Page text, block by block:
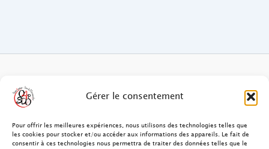
Gérer le consentement
Pour offrir les meilleures expériences, nous utilisons des technologies telles que
les cookies pour stocker et/ou accéder aux informations des appareils. Le fait de
consentir à ces technologies nous permettra de traiter des données telles que le
Contact